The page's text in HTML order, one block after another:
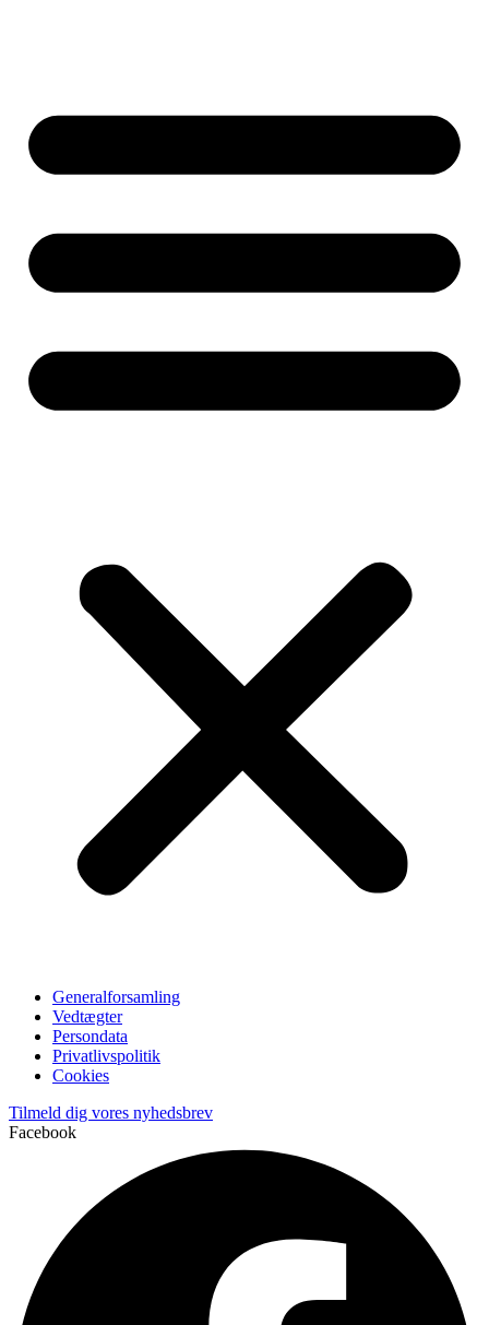
Generalforsamling
Vedtægter
Persondata
Privatlivspolitik
Cookies
Tilmeld dig vores nyhedsbrev
Facebook